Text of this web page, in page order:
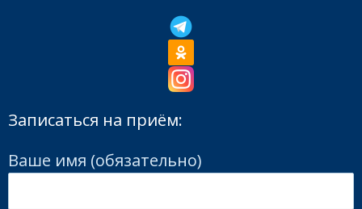
Записаться на приём:
Ваше имя (обязательно)